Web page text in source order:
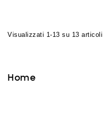
Visualizzati 1-13 su 13 articoli
Home